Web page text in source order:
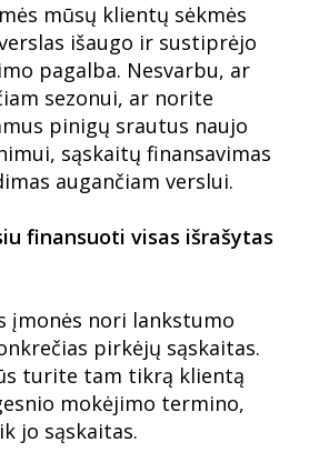
mūsų klientų sėkmės
išaugo ir sustiprėjo
pagalba. Nesvarbu, ar
sezonui, ar norite
pinigų srautus naujo
sąskaitų finansavimas
augančiam verslui.
finansuoti visas išrašytas
įmonės nori lankstumo
pirkėjų sąskaitas.
turite tam tikrą klientą
mokėjimo termino,
jo sąskaitas.